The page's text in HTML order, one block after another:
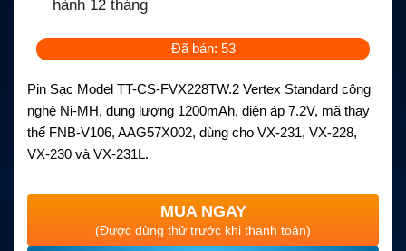
hành 12 tháng
Đã bán: 53
Pin Sạc Model TT-CS-FVX228TW.2 Vertex Standard công
nghệ Ni-MH, dung lượng 1200mAh, điện áp 7.2V, mã thay
thế FNB-V106, AAG57X002, dùng cho VX-231, VX-228,
VX-230 và VX-231L.
MUA NGAY
(Được dùng thử trước khi thanh toán)